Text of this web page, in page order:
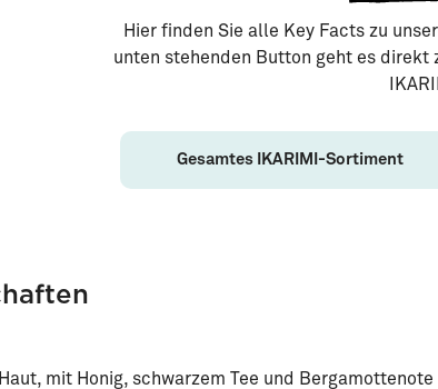
Hier finden Sie alle Key Facts zu
unten stehenden Button geht es
Gesamtes IKARIMI-Sortiment
mit Honig, schwarzem Tee und Bergamottenote